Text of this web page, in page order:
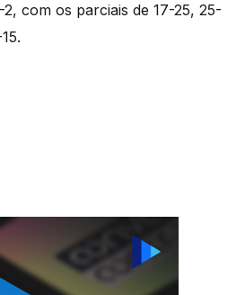
com os parciais de 17-25, 25-